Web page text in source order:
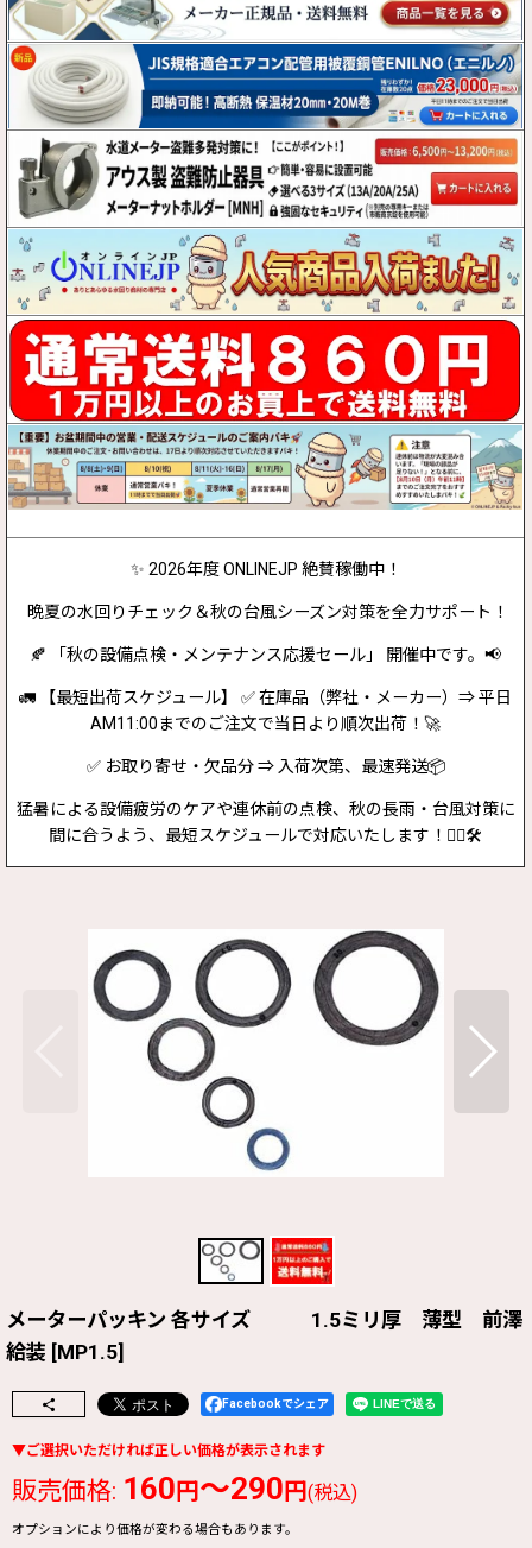
✨ 2026年度 ONLINEJP 絶賛稼働中！
晩夏の水回りチェック＆秋の台風シーズン対策を全力サポート！
🍂 「秋の設備点検・メンテナンス応援セール」 開催中です。📢
🚛 【最短出荷スケジュール】 ✅ 在庫品（弊社・メーカー）⇒ 平日
AM11:00までのご注文で当日より順次出荷！🚀
✅ お取り寄せ・欠品分 ⇒ 入荷次第、最速発送📦
猛暑による設備疲労のケアや連休前の点検、秋の長雨・台風対策に
間に合うよう、最短スケジュールで対応いたします！👷‍♂️🛠️
メーターパッキン 各サイズ 1.5ミリ厚 薄型 前澤
給装 [MP1.5]
Facebookでシェア
販売価格: 160円～290円(税込)
オプションにより価格が変わる場合もあります。